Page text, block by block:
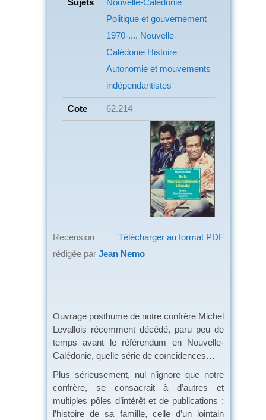
Sujets
Nouvelle-Calédonie
Politique et gouvernement
1970-.... Nouvelle-
Calédonie Histoire
Autonomie et mouvements
indépendantistes
Cote 62.214
Télécharger au format PDF
Recension
rédigée par Jean Nemo
Ouvrage posthume de notre confrère Michel
Levallois récemment décédé, paru peu de
temps avant le référendum en Nouvelle-
Calédonie, quelle série de coïncidences…
Plus sérieusement, nul n’ignore que notre
confrère, se consacrait à d’autres et
multiples pôles d’intérêt et de publications :
l’histoire de sa famille, celle d’un lointain